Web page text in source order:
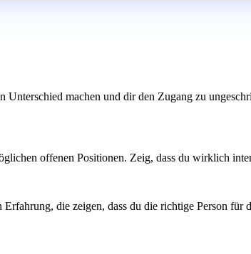
machen und dir den Zugang zu
offenen Positionen. Zeig, dass du wirklich
die zeigen, dass du die richtige Person für